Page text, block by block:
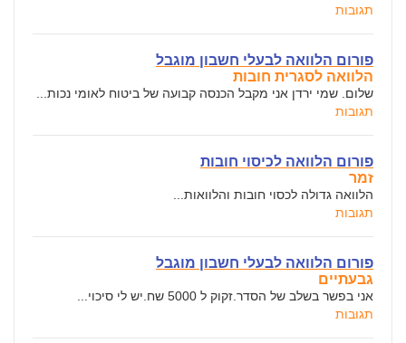
תגובות
פורום הלוואה לבעלי חשבון מוגבל
הלוואה לסגרית חובות
שלום. שמי ירדן אני מקבל הכנסה קבועה של ביטוח לאומי נכות...
תגובות
פורום הלוואה לכיסוי חובות
זמר
הלוואה גדולה לכסוי חובות והלוואות...
תגובות
פורום הלוואה לבעלי חשבון מוגבל
גבעתיים
אני בפשר בשלב של הסדר.זקוק ל 5000 שח.יש לי סיכוי...
תגובות